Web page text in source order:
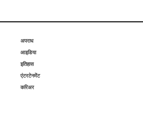
अपराध
आइडिया
इतिहास
एंटरटेनमेंट
करिअर